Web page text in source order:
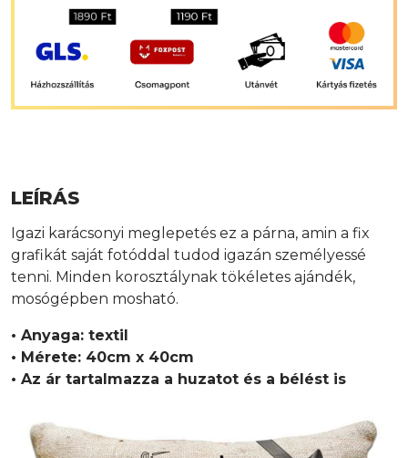
LEÍRÁS
Igazi karácsonyi meglepetés ez a párna, amin a fix
grafikát saját fotóddal tudod igazán személyessé
tenni. Minden korosztálynak tökéletes ajándék,
mosógépben mosható.
• Anyaga: textil
• Mérete: 40cm x 40cm
• Az ár tartalmazza a huzatot és a bélést is